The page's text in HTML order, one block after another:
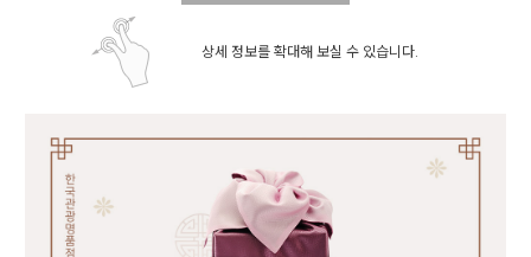
상세 정보를 확대해 보실 수 있습니다.